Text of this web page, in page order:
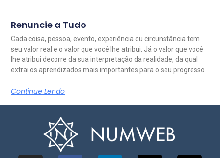
Renuncie a Tudo
Cada coisa, pessoa, evento, experiência ou circunstância tem
seu valor real e o valor que você lhe atribui. Já o valor que você
lhe atribui decorre da sua interpretação da realidade, da qual
extrai os aprendizados mais importantes para o seu progresso
Continue Lendo